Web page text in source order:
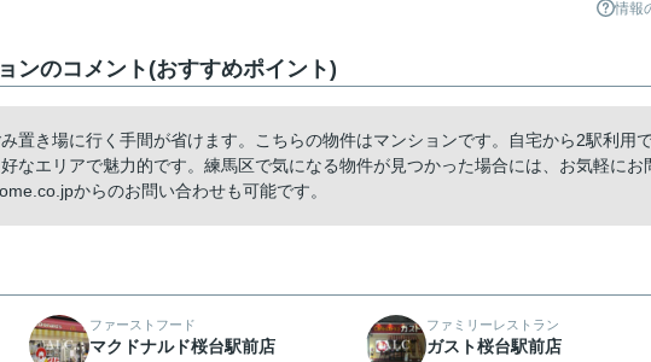
情報
ンのコメント(おすすめポイント)
置き場に行く手間が省けます。こちらの物件はマンションです。自宅から2駅利用
なエリアで魅力的です。練馬区で気になる物件が見つかった場合には、お気軽にお
からのお問い合わせも可能です。
ファーストフード
マクドナルド桜台駅前店
ファミリーレストラン
ガスト桜台駅前店